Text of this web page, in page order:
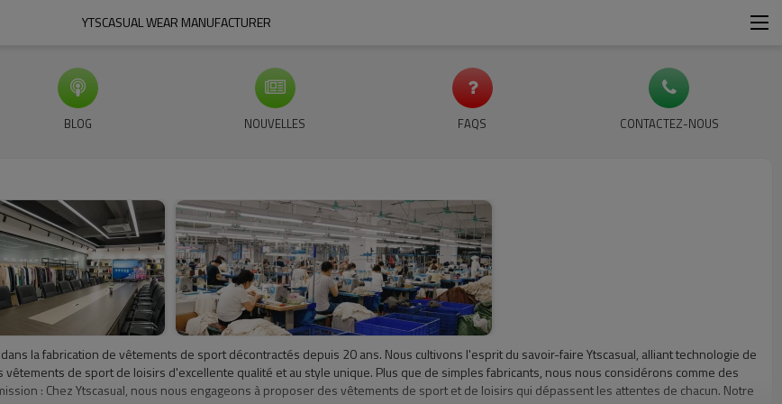
YTSCASUAL WEAR MANUFACTURER
BLOG NOUVELLES FAQS CONTACTEZ-NOUS
la fabrication de vêtements de sport décontractés depuis 20 ans. Nous cultivons l'esprit du savoir-faire Ytscasual, alliant technologie de
de sport de loisirs d'excellente qualité et au style unique. Plus que de simples fabricants, nous nous considérons comme des
: Chez Ytscasual, nous nous engageons à proposer des vêtements de sport et de loisirs qui dépassent les attentes de chacun. Notre